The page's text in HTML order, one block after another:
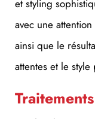
avec une
ainsi que le
attentes et le
En plus des